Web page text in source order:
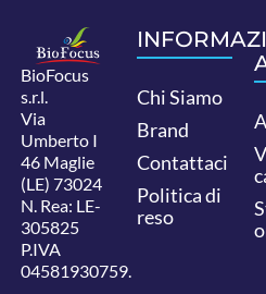
BioFocus
s.r.l.
Via
Umberto I
46 Maglie
(LE) 73024
N. Rea: LE-
305825
P.IVA
04581930759.
Chi Siamo
Brand
Contattaci
Politica di
reso